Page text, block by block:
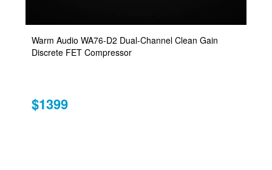
Warm Audio WA76-D2 Dual-Channel Clean Gain
Discrete FET Compressor
$1399